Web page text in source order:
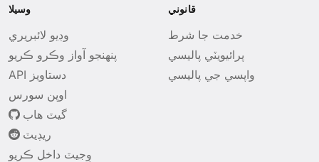
وسيلا
وڊيو لائبريري
پنھنجو آواز وڪرو ڪريو
API دستاويز
اوپن سورس
گيٽ هاب
ريڊيٽ
وِجيٽ داخل ڪريو
قانوني
خدمت جا شرط
پرائيويٽي پاليسي
واپسي جي پاليسي